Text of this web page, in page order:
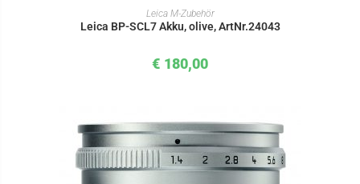
IN DEN WARENKORB
Leica M-Zubehör
Leica BP-SCL7 Akku, olive, ArtNr.24043
€ 180,00